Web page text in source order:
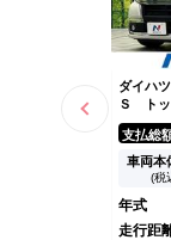
ダイハ
Ｓ トッ
Ｉ 純正
ア バッ
減シス
ザーシ
Ｃ 純正
ートラ
支払総
車両本
(税
年式
走行距